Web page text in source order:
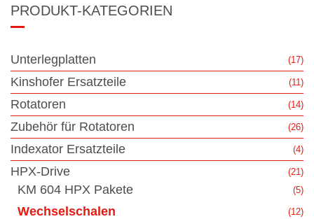
PRODUKT-KATEGORIEN
Unterlegplatten (17)
Kinshofer Ersatzteile (11)
Rotatoren (14)
Zubehör für Rotatoren (26)
Indexator Ersatzteile (4)
HPX-Drive (21)
KM 604 HPX Pakete (5)
Wechselschalen (12)